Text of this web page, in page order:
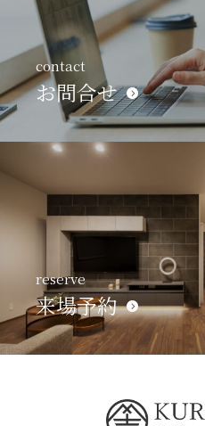
contact
お問合せ
reserve
来場予約